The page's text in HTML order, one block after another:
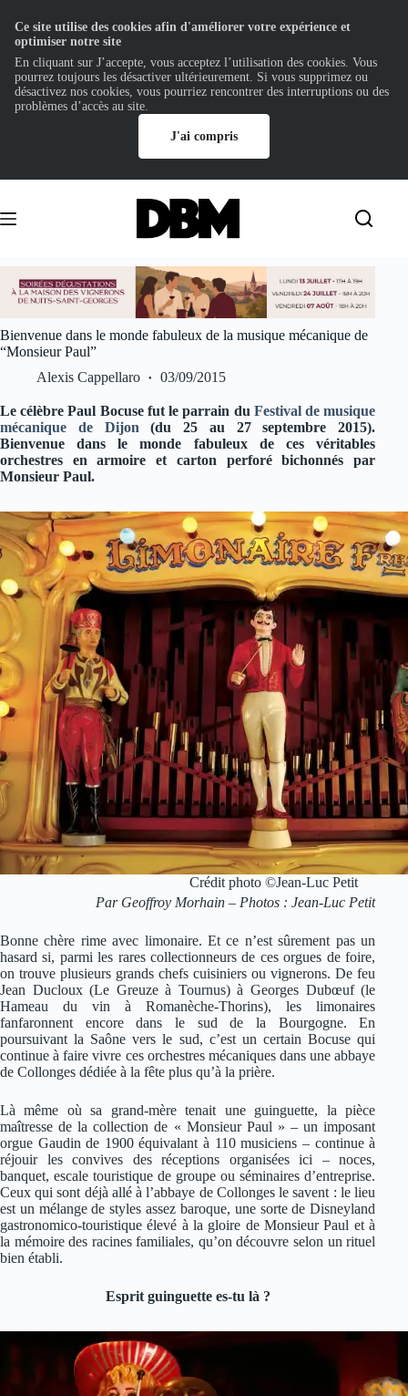
contenu
Bienvenue dans le monde fabuleux de la musique mécanique de
“Monsieur Paul”
Alexis Cappellaro
03/09/2015
Le célèbre Paul Bocuse fut le parrain du Festival de musique
mécanique de Dijon (du 25 au 27 septembre 2015).
Bienvenue dans le monde fabuleux de ces véritables
orchestres en armoire et carton perforé bichonnés par
Monsieur Paul.
Crédit photo ©Jean-Luc Petit
Par Geoffroy Morhain – Photos : Jean-Luc Petit
Bonne chère rime avec limonaire. Et ce n’est sûrement pas un
hasard si, parmi les rares collectionneurs de ces orgues de foire,
on trouve plusieurs grands chefs cuisiniers ou vignerons. De feu
Jean Ducloux (Le Greuze à Tournus) à Georges Dubœuf (le
Hameau du vin à Romanèche-Thorins), les limonaires
fanfaronnent encore dans le sud de la Bourgogne. En
poursuivant la Saône vers le sud, c’est un certain Bocuse qui
continue à faire vivre ces orchestres mécaniques dans une abbaye
de Collonges dédiée à la fête plus qu’à la prière.
Là même où sa grand-mère tenait une guinguette, la pièce
maîtresse de la collection de « Monsieur Paul » – un imposant
orgue Gaudin de 1900 équivalant à 110 musiciens – continue à
réjouir les convives des réceptions organisées ici – noces,
banquet, escale touristique de groupe ou séminaires d’entreprise.
Ceux qui sont déjà allé à l’abbaye de Collonges le savent : le lieu
est un mélange de styles assez baroque, une sorte de Disneyland
gastronomico-touristique élevé à la gloire de Monsieur Paul et à
la mémoire des racines familiales, qu’on découvre selon un rituel
bien établi.
Esprit guinguette es-tu là ?
Ce site utilise des cookies afin d'améliorer votre expérience et
optimiser notre site
En cliquant sur J’accepte, vous acceptez l’utilisation des cookies. Vous
pourrez toujours les désactiver ultérieurement. Si vous supprimez ou
désactivez nos cookies, vous pourriez rencontrer des interruptions ou des
problèmes d’accès au site.
J'ai compris